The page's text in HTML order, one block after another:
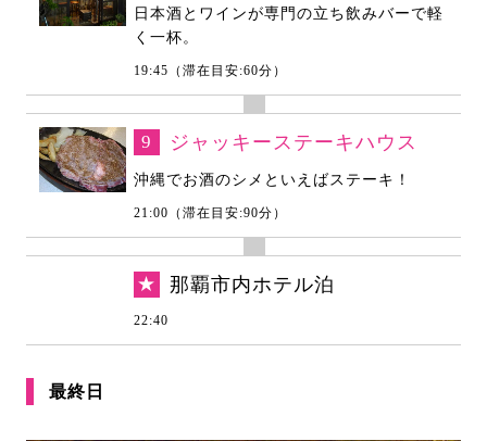
日本酒とワインが専門の立ち飲みバーで軽
く一杯。
19:45（滞在目安:60分）
9 ジャッキーステーキハウス
沖縄でお酒のシメといえばステーキ！
21:00（滞在目安:90分）
★ 那覇市内ホテル泊
22:40
最終日